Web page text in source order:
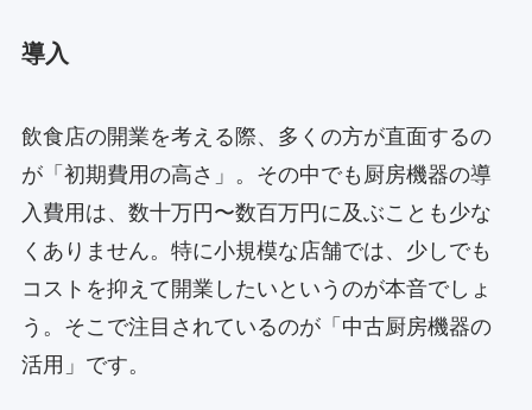
導入
飲食店の開業を考える際、多くの方が直面するの
が「初期費用の高さ」。その中でも厨房機器の導
入費用は、数十万円〜数百万円に及ぶことも少な
くありません。特に小規模な店舗では、少しでも
コストを抑えて開業したいというのが本音でしょ
う。そこで注目されているのが「中古厨房機器の
活用」です。